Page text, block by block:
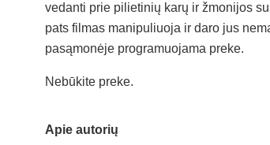
vedanti prie pilietinių karų ir žmonijos
pats filmas manipuliuoja ir daro jus
pasąmonėje programuojama preke.
Nebūkite preke.
Apie autorių